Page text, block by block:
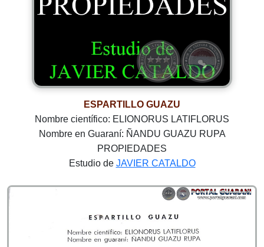
ESPARTILLO GUAZU
Nombre científico: ELIONORUS LATIFLORUS
Nombre en Guaraní: ÑANDU GUAZU RUPA
PROPIEDADES
Estudio de JAVIER CATALDO